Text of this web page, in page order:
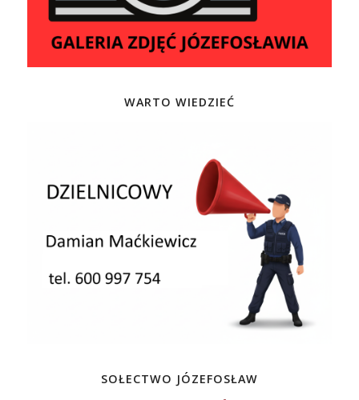
WARTO WIEDZIEĆ
SOŁECTWO JÓZEFOSŁAW